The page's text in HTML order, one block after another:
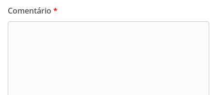
Comentário *